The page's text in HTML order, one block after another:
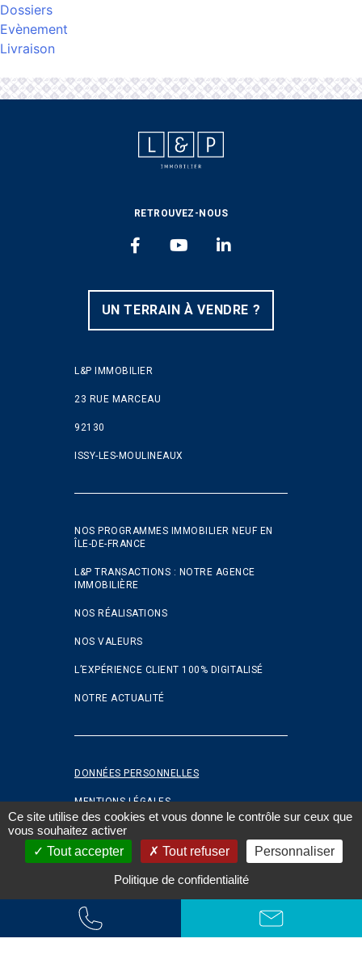
Dossiers
Evènement
Livraison
L&P IMMOBILIER
RETROUVEZ-NOUS
FACEBOOK
YOUTUBELINKEDIN
UN TERRAIN À VENDRE ?
L&P IMMOBILIER
23 RUE MARCEAU
92130
ISSY-LES-MOULINEAUX
NOS PROGRAMMES IMMOBILIER NEUF EN
ÎLE-DE-FRANCE
L&P TRANSACTIONS : NOTRE AGENCE
IMMOBILIÈRE
NOS RÉALISATIONS
NOS VALEURS
L’EXPÉRIENCE CLIENT 100% DIGITALISÉ
NOTRE ACTUALITÉ
DONNÉES PERSONNELLES
MENTIONS LÉGALES
COOKIES
FAQ
Ce site utilise des cookies et vous donne le contrôle sur ceux que
vous souhaitez activer
Tout accepter
Tout refuser Personnaliser
Politique de confidentialité